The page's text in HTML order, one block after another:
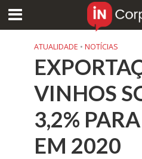
ATUALIDADE • NOTÍCIAS
VINHOS
3,2%
EM 2020